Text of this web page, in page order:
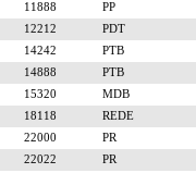
11888
PP
12212
PDT
14242
PTB
14888
PTB
15320
MDB
18118
REDE
22000
PR
22022
PR